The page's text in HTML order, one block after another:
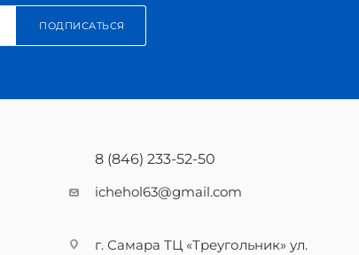
ПОДПИСАТЬСЯ
8 (846) 233-52-50
ichehol63@gmail.com
г. Самара ТЦ «Треугольник» ул.